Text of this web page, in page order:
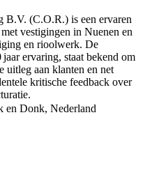
B.V. (C.O.R.) is een ervaren
vestigingen in Nuenen en
en rioolwerk. De
ervaring, staat bekend om
uitleg aan klanten en net
kritische feedback over
en Donk, Nederland